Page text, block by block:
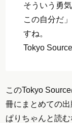
そういう勇
この自分だ
すね。
Tokyo
このTokyo
冊にまとめての
ぱりちゃんと読